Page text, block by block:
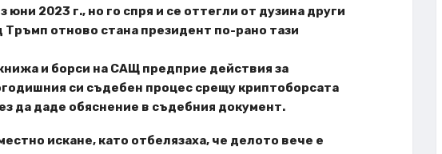
юни 2023 г., но го спря и се оттегли от дузина други
Тръмп отново стана президент по-рано тази
и борси на САЩ предприе действия за
си съдебен процес срещу криптоборсата
да даде обяснение в съдебния документ.
искане, като отбелязаха, че делото вече е